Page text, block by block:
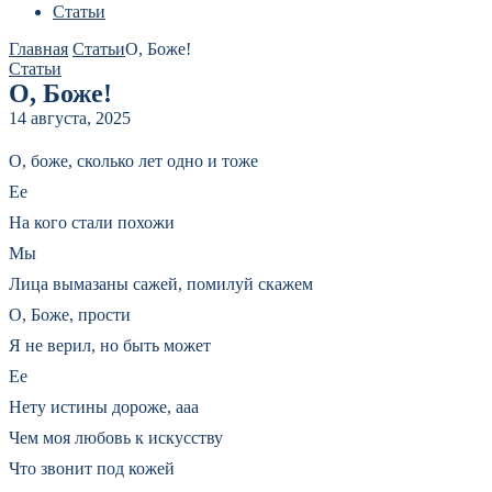
Статьи
Главная СтатьиО, Боже!
Статьи
О, Боже!
14 августа, 2025
О, боже, сколько лет одно и тоже
Ее
На кого стали похожи
Мы
Лица вымазаны сажей, помилуй скажем
О, Боже, прости
Я не верил, но быть может
Ее
Нету истины дороже, ааа
Чем моя любовь к искусству
Что звонит под кожей